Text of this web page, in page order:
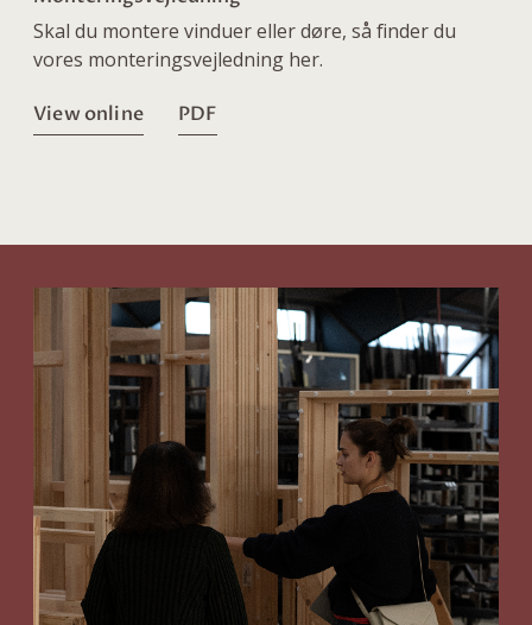
Skal du montere vinduer eller døre, så finder du
vores monteringsvejledning her.
View online PDF